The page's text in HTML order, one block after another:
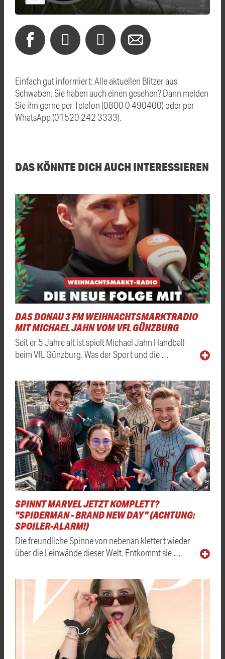
Einfach gut informiert: Alle aktuellen Blitzer aus
Schwaben. Sie haben auch einen gesehen? Dann melden
Sie ihn gerne per Telefon (0800 0 490400) oder per
WhatsApp (01520 242 3333).
DAS KÖNNTE DICH AUCH INTERESSIEREN
DAS DONAU 3 FM WEIHNACHTSMARKTRADIO
MIT MICHAEL JAHN VOM VFL GÜNZBURG
Seit er 5 Jahre alt ist spielt Michael Jahn Handball
beim VfL Günzburg. Was der Sport und die …
SPINNT MARVEL JETZT KOMPLETT?
"SPIDERMAN - BRAND NEW DAY" (ACHTUNG:
SPOILER-ALARM!)
Die freundliche Spinne von nebenan klettert wieder
über die Leinwände dieser Welt. Entkommt sie …